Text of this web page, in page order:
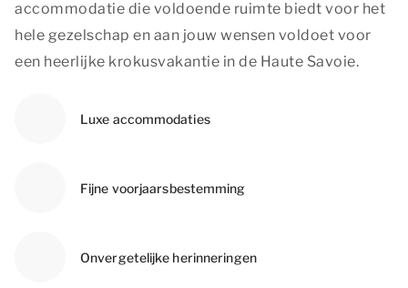
accommodatie die voldoende ruimte biedt voor het
hele gezelschap en aan jouw wensen voldoet voor
een heerlijke krokusvakantie in de Haute Savoie.
Luxe accommodaties
Fijne voorjaarsbestemming
Onvergetelijke herinneringen